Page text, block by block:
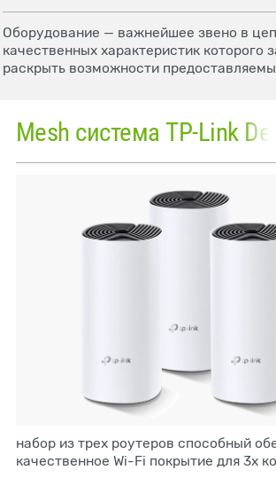
Оборудование — важнейшее звено в
качественных характеристик
раскрыть возможности
набор из трех роутеров способный
качественное Wi-Fi покрытие для 3х